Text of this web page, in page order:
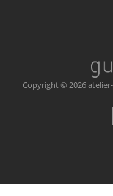
Copyright © 2026